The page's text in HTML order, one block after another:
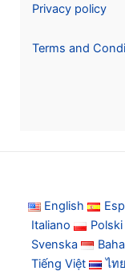
Privacy policy
Terms and
English
Italiano
Polski
Svenska
Tiếng Việt
ไทย